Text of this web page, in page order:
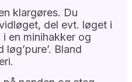
klargøres. Du
del evt. løget i
en minihakker og
Bland